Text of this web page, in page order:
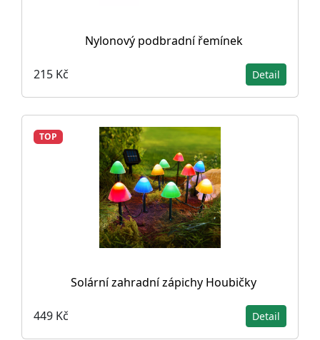
Nylonový podbradní řemínek
215 Kč Detail
TOP
Solární zahradní zápichy Houbičky
449 Kč Detail